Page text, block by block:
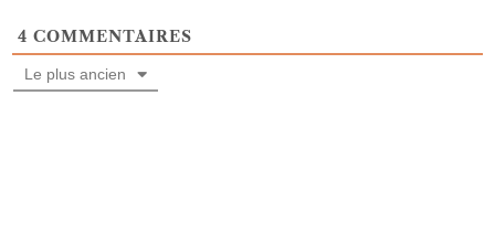
4 COMMENTAIRES
Le plus ancien